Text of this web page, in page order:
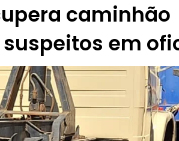
caminhão
em